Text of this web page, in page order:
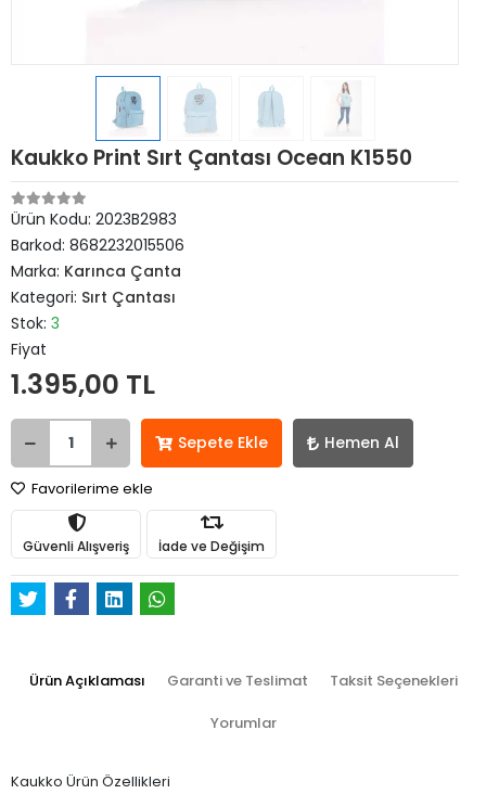
Kaukko Print Sırt Çantası Ocean K1550
Ürün Kodu: 2023B2983
Barkod: 8682232015506
Marka: Karınca Çanta
Kategori: Sırt Çantası
Stok: 3
Fiyat
1.395,00 TL
Sepete Ekle Hemen Al
Favorilerime ekle
Güvenli Alışveriş İade ve Değişim
Ürün Açıklaması Garanti ve Teslimat Taksit Seçenekleri
Yorumlar
Kaukko Ürün Özellikleri